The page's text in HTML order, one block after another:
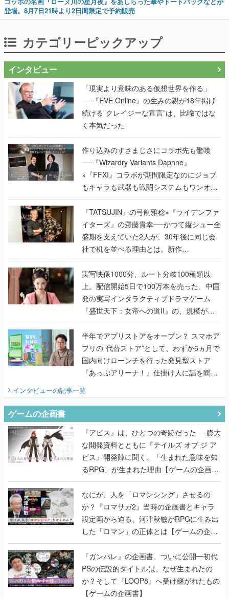
登場。8月7日21時より2日間限定で予約販売
カテゴリーピックアップ
インタビュー
「現実より意味のある仮想世界を作る」
──『EVE Online』の生みの親が18年掲げ
続ける”クレイジーな宣言”は、比喩ではな
く本気だった
作り込みのすさまじさにコラボ先も驚嘆
──『Wizardry Variants Daphne』
×『FFXI』コラボが期間限定なのにジョブ
もキャラも武器も戦闘システムもワンオフ
で作り込まれた理由を両ディレクターに聞
く
『TATSUJIN』の弓削雅稔×『ライデンファ
イターズ』の齋藤貴幸──かつて縦シュー全
盛期を支えていた2人が、30年後に同じ会
社で机を並べる理由とは。新作
『TATSUJIN EXTREME』で初タッグを組
んだレジェンド2人に訊く開発秘話
実写映像1000分、ルート分岐100種類以
上。配信開始5日で100万本を売った、中国
発の実写インタラクティブドラマゲーム
『盛世天下：女帝への道II』の、規模が違
うこだわりをプロデューサーに聞いた
半年でアプリストアをオープン？ スマホア
プリの“代替ストア”として、わずか6ヵ月で
国内向けローンチを行った発見型ストア
『あっぷアリーナ！』仕掛け人に話を聞い
てみた
インタビューの記事一覧
ゲームの企画書
『アビス』は、ひとつの奇跡だった──膨大
な開発資料とともに『テイルズ オブ ジ ア
ビス』開発陣に聞く、「生まれた意味を知
るRPG」が生まれた理由【ゲームの企画
書】
なにが、人を「ロマンシング」させるの
か？『ロマサガ2』当時の企画書とキャラ
設定画から迫る、河津秋敏がRPGに生み出
した「ロマン」の正体とは【ゲームの企画
書】
『ガンパレ』の企画書、ついに公開━初代
PSの伝説的タイトルは、なぜ生まれたの
か？そして『LOOP8』へ受け継がれたもの
【ゲームの企画書】